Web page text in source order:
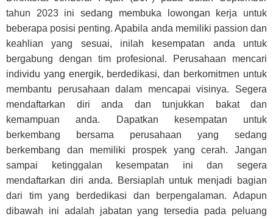
tahun 2023 ini sedang membuka lowongan kerja untuk
beberapa posisi penting. Apabila anda memiliki passion dan
keahlian yang sesuai, inilah kesempatan anda untuk
bergabung dengan tim profesional. Perusahaan mencari
individu yang energik, berdedikasi, dan berkomitmen untuk
membantu perusahaan dalam mencapai visinya. Segera
mendaftarkan diri anda dan tunjukkan bakat dan
kemampuan anda. Dapatkan kesempatan untuk
berkembang bersama perusahaan yang sedang
berkembang dan memiliki prospek yang cerah. Jangan
sampai ketinggalan kesempatan ini dan segera
mendaftarkan diri anda. Bersiaplah untuk menjadi bagian
dari tim yang berdedikasi dan berpengalaman. Adapun
dibawah ini adalah jabatan yang tersedia pada peluang